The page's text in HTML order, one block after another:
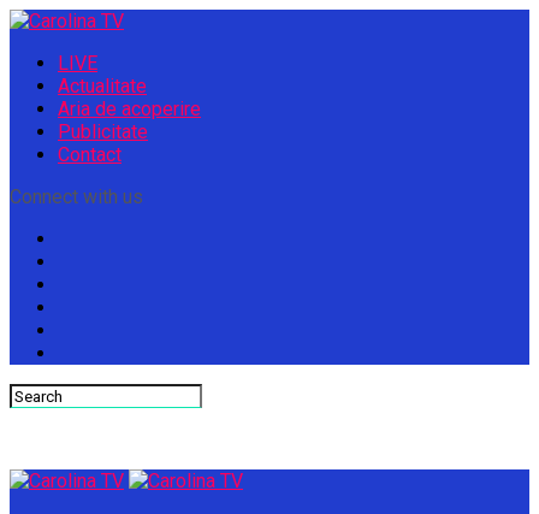
LIVE
Actualitate
Aria de acoperire
Publicitate
Contact
Connect with us